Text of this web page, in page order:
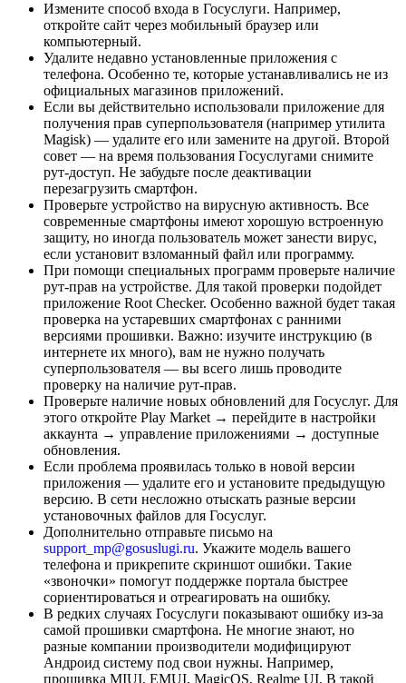
Измените способ входа в Госуслуги. Например,
откройте сайт через мобильный браузер или
компьютерный.
Удалите недавно установленные приложения с
телефона. Особенно те, которые устанавливались не из
официальных магазинов приложений.
Если вы действительно использовали приложение для
получения прав суперпользователя (например утилита
Magisk) — удалите его или замените на другой. Второй
совет — на время пользования Госуслугами снимите
рут-доступ. Не забудьте после деактивации
перезагрузить смартфон.
Проверьте устройство на вирусную активность. Все
современные смартфоны имеют хорошую встроенную
защиту, но иногда пользователь может занести вирус,
если установит взломанный файл или программу.
При помощи специальных программ проверьте наличие
рут-прав на устройстве. Для такой проверки подойдет
приложение Root Checker. Особенно важной будет такая
проверка на устаревших смартфонах с ранними
версиями прошивки. Важно: изучите инструкцию (в
интернете их много), вам не нужно получать
суперпользователя — вы всего лишь проводите
проверку на наличие рут-прав.
Проверьте наличие новых обновлений для Госуслуг. Для
этого откройте Play Market → перейдите в настройки
аккаунта → управление приложениями → доступные
обновления.
Если проблема проявилась только в новой версии
приложения — удалите его и установите предыдущую
версию. В сети несложно отыскать разные версии
установочных файлов для Госуслуг.
Дополнительно отправьте письмо на
support_mp@gosuslugi.ru. Укажите модель вашего
телефона и прикрепите скриншот ошибки. Такие
«звоночки» помогут поддержке портала быстрее
сориентироваться и отреагировать на ошибку.
В редких случаях Госуслуги показывают ошибку из-за
самой прошивки смартфона. Не многие знают, но
разные компании производители модифицируют
Андроид систему под свои нужны. Например,
прошивка MIUI, EMUI, MagicOS, Realme UI. В такой